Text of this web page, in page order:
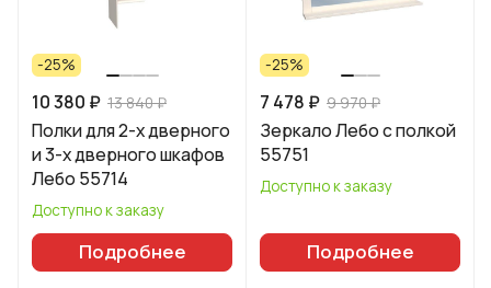
-25%
10 380 ₽ 13 840 ₽
Полки для 2-х дверного
и 3-х дверного шкафов
Лебо 55714
Доступно к заказу
Подробнее
-25%
7 478 ₽ 9 970 ₽
Зеркало Лебо с полкой
55751
Доступно к заказу
Подробнее